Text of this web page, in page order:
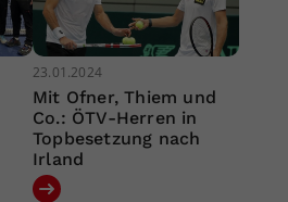
23.01.2024
Mit Ofner, Thiem und
Co.: ÖTV-Herren in
Topbesetzung nach
Irland